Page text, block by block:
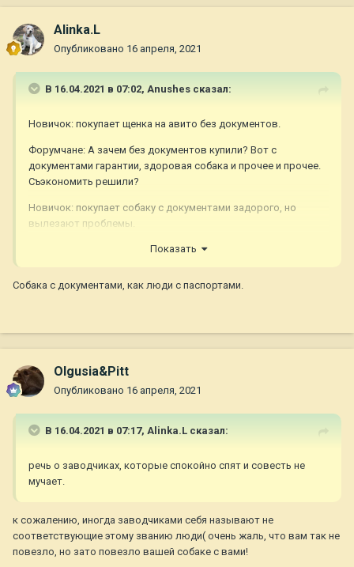
Alinka.L
Опубликовано 16 апреля, 2021
В 16.04.2021 в 07:02, Anushes сказал:
Новичок: покупает щенка на авито без документов.
Форумчане: А зачем без документов купили? Вот с
документами гарантии, здоровая собака и прочее и прочее.
Съэкономить решили?
Новичок: покупает собаку с документами задорого, но
вылезают проблемы.
Форумчане: .....А зачем вы собаку с документами купили?....
Показать
Собака с документами, как люди с паспортами.
Olgusia&Pitt
Опубликовано 16 апреля, 2021
В 16.04.2021 в 07:17, Alinka.L сказал:
речь о заводчиках, которые спокойно спят и совесть не
мучает.
к сожалению, иногда заводчиками себя называют не
соответствующие этому званию люди( очень жаль, что вам так не
повезло, но зато повезло вашей собаке с вами!